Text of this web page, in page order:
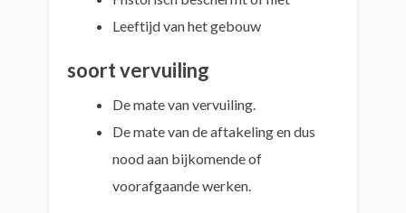
Leeftijd van het gebouw
soort vervuiling
De mate van vervuiling.
De mate van de aftakeling en dus
nood aan bijkomende of
voorafgaande werken.